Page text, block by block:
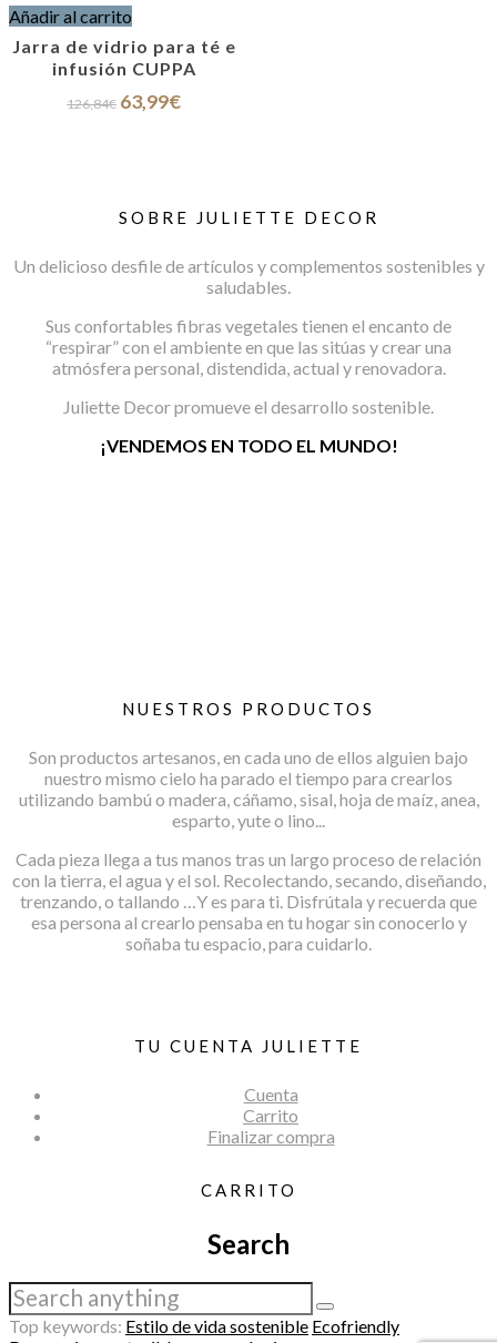
Añadir al carrito
Jarra de vidrio para té e
infusión CUPPA
126,84€ El
precio
63,99€El
SOBRE JULIETTE DECOR
Un delicioso desfile de artículos y complementos sostenibles y
saludables.
Sus confortables fibras vegetales tienen el encanto de
“respirar” con el ambiente en que las sitúas y crear una
atmósfera personal, distendida, actual y renovadora.
Juliette Decor promueve el desarrollo sostenible.
¡VENDEMOS EN TODO EL MUNDO!
NUESTROS PRODUCTOS
Son productos artesanos, en cada uno de ellos alguien bajo
nuestro mismo cielo ha parado el tiempo para crearlos
utilizando bambú o madera, cáñamo, sisal, hoja de maíz, anea,
esparto, yute o lino...
Cada pieza llega a tus manos tras un largo proceso de relación
con la tierra, el agua y el sol. Recolectando, secando, diseñando,
trenzando, o tallando …Y es para ti. Disfrútala y recuerda que
esa persona al crearlo pensaba en tu hogar sin conocerlo y
soñaba tu espacio, para cuidarlo.
TU CUENTA JULIETTE
Cuenta
Carrito
Finalizar compra
CARRITO
Search
Top keywords: Estilo de vida sostenible Ecofriendly